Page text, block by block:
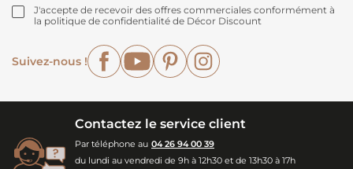
J'accepte de recevoir des offres commerciales conformément à
la politique de confidentialité de Décor Discount
Suivez-nous !
FacebookYouTubePinterest
Contactez le service client
Par téléphone au 04 26 94 00 39
du lundi au vendredi de 9h à 12h30 et de 13h30 à 17h